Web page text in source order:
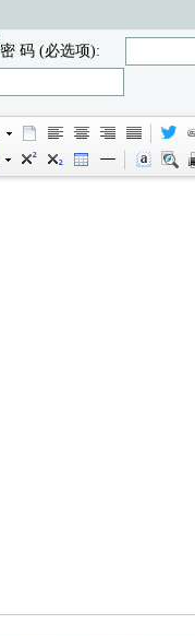
密 码 (必选项):